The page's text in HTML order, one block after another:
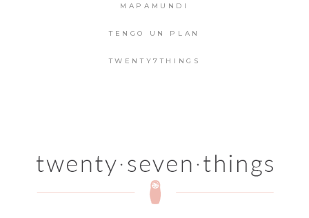
MAPAMUNDI
TENGO UN PLAN
TWENTY7THINGS